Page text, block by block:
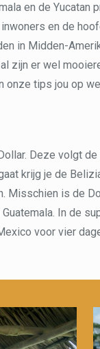
en de
en de
in Midden-
zijn er wel
onze tips jou op
Deze volgt
krijg je de
Misschien is de
In de
voor vier